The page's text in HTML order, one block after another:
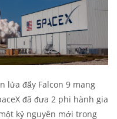
lửa đẩy Falcon 9 mang
đã đưa 2 phi hành gia
kỷ nguyên mới trong